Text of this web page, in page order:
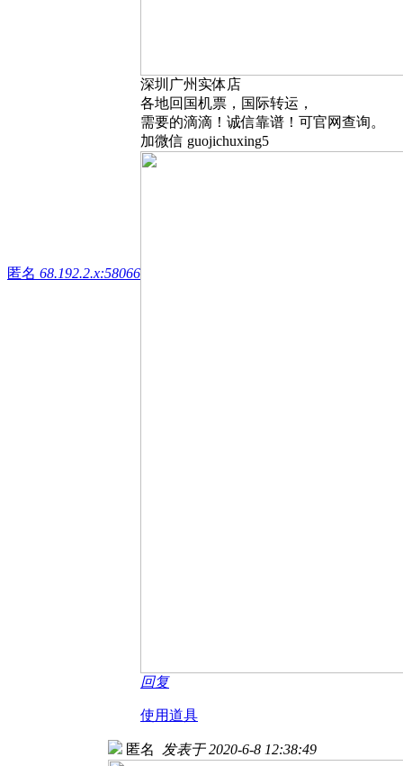
匿名 68.192.2.x:58066
深圳广州实体店
各地回国机票，国际转运，
需要的滴滴！诚信靠谱！可官网查询。
加微信 guojichuxing5
回复
使用道具
匿名 发表于 2020-6-8 12:38:49